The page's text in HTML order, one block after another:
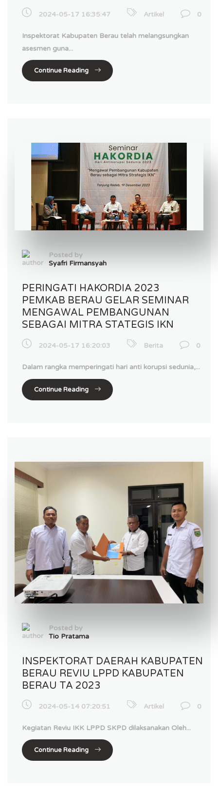
2024-05-17 16:35:47 Artikel 0
Inspektorat Kabupaten Berau telah melangsungkan
asesmen guna...
Continue Reading
Posted by
Syafri Firmansyah
PERINGATI HAKORDIA 2023
PEMKAB BERAU GELAR SEMINAR
MENGAWAL PEMBANGUNAN
SEBAGAI MITRA STATEGIS IKN
2024-05-17 16:20:03 Berita 0
Dalam rangka memperingati hari anti korupsi sedunia,...
Continue Reading
Posted by
Tio Pratama
INSPEKTORAT DAERAH KABUPATEN
BERAU REVIU LPPD KABUPATEN
BERAU TA 2023
2024-05-14 07:20:51 Artikel 0
Kegiatan Reviu IKK LPPD SKPD dilaksanakan Oleh...
Continue Reading